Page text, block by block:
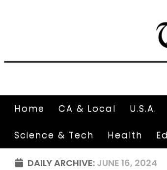
Home CA & Local U.S.A.
Science & Tech Health
DAILY ARCHIVE: JUNE 16, 2024